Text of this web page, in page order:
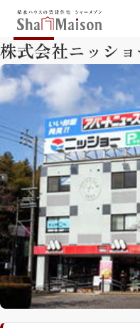
保存した条件
新着メール設定
北海道 東北
中部
関西
九州
市区郡・路線・駅か
通勤・通学時間から
地図から探す
人気のカテゴリから
株式会社ニッシ